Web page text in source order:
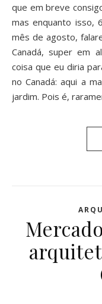
que em breve
mas enquanto isso,
mês de agosto,
Canadá, super em
coisa que eu diria
no Canadá: aqui a
jardim. Pois é,